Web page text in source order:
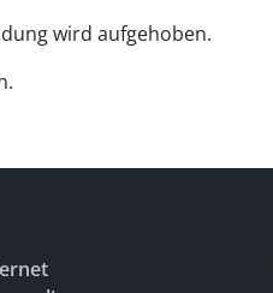
wird aufgehoben.